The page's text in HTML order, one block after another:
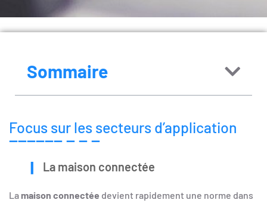
Sommaire
Focus sur les secteurs d’application
La maison connectée
La maison connectée devient rapidement une norme dans